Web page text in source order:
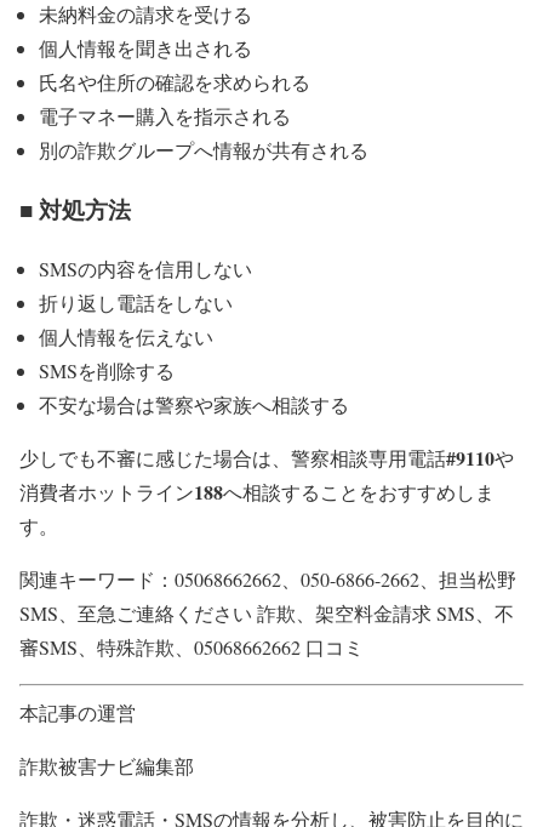
未納料金の請求を受ける
個人情報を聞き出される
氏名や住所の確認を求められる
電子マネー購入を指示される
別の詐欺グループへ情報が共有される
■ 対処方法
SMSの内容を信用しない
折り返し電話をしない
個人情報を伝えない
SMSを削除する
不安な場合は警察や家族へ相談する
少しでも不審に感じた場合は、警察相談専用電話#9110や
消費者ホットライン188へ相談することをおすすめしま
す。
関連キーワード：05068662662、050-6866-2662、担当松野
SMS、至急ご連絡ください 詐欺、架空料金請求 SMS、不
審SMS、特殊詐欺、05068662662 口コミ
本記事の運営
詐欺被害ナビ編集部
詐欺・迷惑電話・SMSの情報を分析し、被害防止を目的に